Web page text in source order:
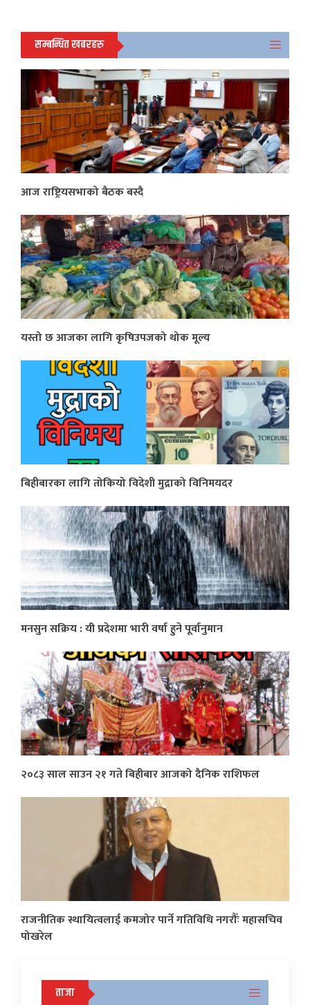
सम्बन्धित खबरहरु
आज राष्ट्रियसभाको बैठक बस्दै
यस्तो छ आजका लागि कृषिउपजको थोक मूल्य
बिहीबारका लागि तोकियो विदेशी मुद्राको विनिमयदर
मनसुन सक्रिय : यी प्रदेशमा भारी वर्षा हुने पूर्वानुमान
२०८३ साल साउन २१ गते बिहीबार आजको दैनिक राशिफल
राजनीतिक स्थायित्वलाई कमजोर पार्ने गतिविधि नगरौँः महासचिव
पोखरेल
ताजा